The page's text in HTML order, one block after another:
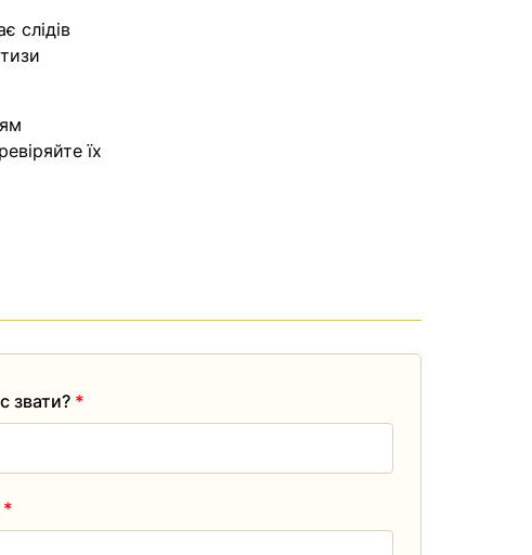
слідів
їх
звати? *
*